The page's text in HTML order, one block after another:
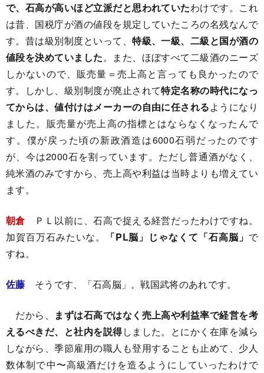
で、石高が高いほど立派だと思われていたわけです。これ
は昔、国税庁が酒の値段を規定していたころの名残なんで
す。昔は級別制度といって、特級、一級、二級と国が酒の
値段を決めていました。また、ほぼすべて二級酒のニーズ
しかないので、販売量＝売上高と言っても良かったので
す。しかし、級別制度が廃止されて特定名称の時代になっ
てからは、値付けはメーカーの自由に任されるようになり
ました。販売量が売上高の指標とはならなくなったんで
す。僕が戻った頃の新政酒造は6000石弱だったのです
が、今は2000石を割っています。ただし普通酒がなく、
純米酒のみですから、売上高や利益は当時よりも増えてい
ます。
朝倉ＰＬ以前に、石高で捉える経営だったわけですね。
加賀百万石みたいな。
「PL脳」じゃなくて「石高脳」 で
すね。
佐藤 そうです、「石高脳」。戦国武将のあれです。
だから、
まずは石高ではなく売上高や利益率で経営を考
えるべきだ、と社内を説得しました。とにかく在庫を減ら
しながら、季節雇用の職人も登用することも止めて、少人
数体制で中〜高級酒だけを造るようにしていったわけで